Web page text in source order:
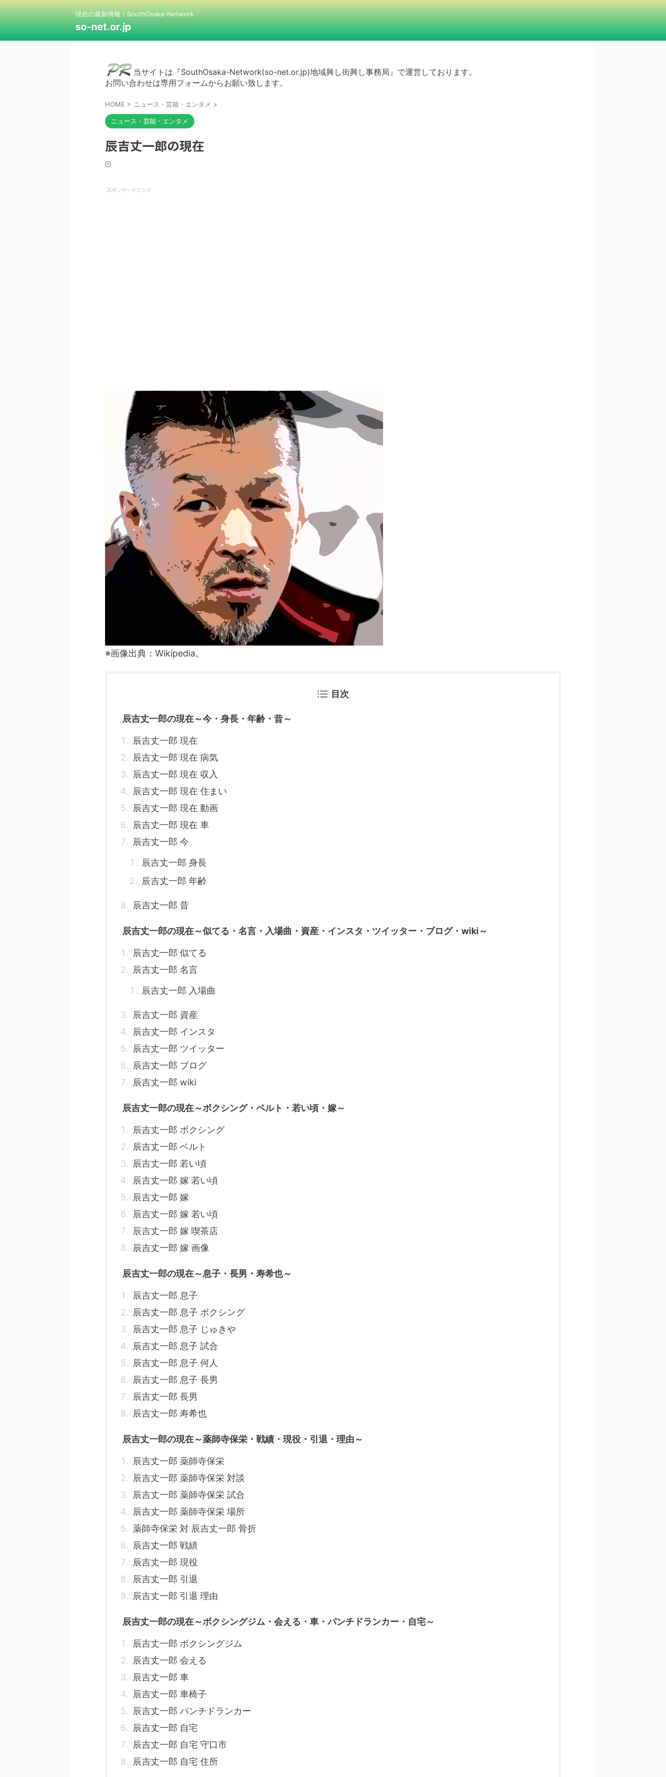
現在の最新情報！SouthOsaka-Network
so-net.or.jp
当サイトは『SouthOsaka-Network(so-net.or.jp)地域興し街興し事務局』で運営しております。
お問い合わせは専用フォームからお願い致します。
HOME > ニュース・芸能・エンタメ >
ニュース・芸能・エンタメ
辰吉丈一郎の現在
※画像出典：Wikipedia。
目次
辰吉丈一郎の現在～今・身長・年齢・昔～
辰吉丈一郎 現在
辰吉丈一郎 現在 病気
辰吉丈一郎 現在 収入
辰吉丈一郎 現在 住まい
辰吉丈一郎 現在 動画
辰吉丈一郎 現在 車
辰吉丈一郎 今
辰吉丈一郎 身長
辰吉丈一郎 年齢
辰吉丈一郎 昔
辰吉丈一郎の現在～似てる・名言・入場曲・資産・インスタ・ツイッター・ブログ・wiki～
辰吉丈一郎 似てる
辰吉丈一郎 名言
辰吉丈一郎 入場曲
辰吉丈一郎 資産
辰吉丈一郎 インスタ
辰吉丈一郎 ツイッター
辰吉丈一郎 ブログ
辰吉丈一郎 wiki
辰吉丈一郎の現在～ボクシング・ベルト・若い頃・嫁～
辰吉丈一郎 ボクシング
辰吉丈一郎 ベルト
辰吉丈一郎 若い頃
辰吉丈一郎 嫁 若い頃
辰吉丈一郎 嫁
辰吉丈一郎 嫁 若い頃
辰吉丈一郎 嫁 喫茶店
辰吉丈一郎 嫁 画像
辰吉丈一郎の現在～息子・長男・寿希也～
辰吉丈一郎 息子
辰吉丈一郎 息子 ボクシング
辰吉丈一郎 息子 じゅきや
辰吉丈一郎 息子 試合
辰吉丈一郎 息子 何人
辰吉丈一郎 息子 長男
辰吉丈一郎 長男
辰吉丈一郎 寿希也
辰吉丈一郎の現在～薬師寺保栄・戦績・現役・引退・理由～
辰吉丈一郎 薬師寺保栄
辰吉丈一郎 薬師寺保栄 対談
辰吉丈一郎 薬師寺保栄 試合
辰吉丈一郎 薬師寺保栄 場所
薬師寺保栄 対 辰吉丈一郎 骨折
辰吉丈一郎 戦績
辰吉丈一郎 現役
辰吉丈一郎 引退
辰吉丈一郎 引退 理由
辰吉丈一郎の現在～ボクシングジム・会える・車・パンチドランカー・自宅～
辰吉丈一郎 ボクシングジム
辰吉丈一郎 会える
辰吉丈一郎 車
辰吉丈一郎 車椅子
辰吉丈一郎 パンチドランカー
辰吉丈一郎 自宅
辰吉丈一郎 自宅 守口市
辰吉丈一郎 自宅 住所